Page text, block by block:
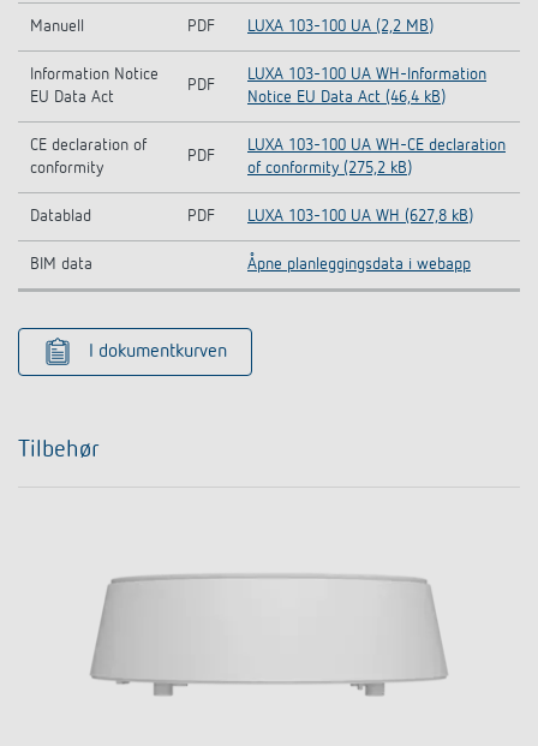
Manuell PDF LUXA 103-100 UA (2,2 MB)
Information Notice
EU Data Act
PDF
LUXA 103-100 UA WH-Information
Notice EU Data Act (46,4 kB)
CE declaration of
conformity
PDF
LUXA 103-100 UA WH-CE declaration
of conformity (275,2 kB)
Datablad PDF LUXA 103-100 UA WH (627,8 kB)
BIM data Åpne planleggingsdata i webapp
I dokumentkurven
Tilbehør